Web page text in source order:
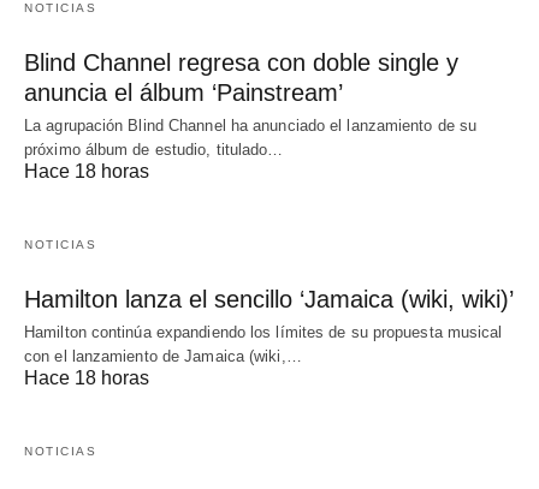
NOTICIAS
Blind Channel regresa con doble single y
anuncia el álbum ‘Painstream’
La agrupación Blind Channel ha anunciado el lanzamiento de su
próximo álbum de estudio, titulado…
Hace 18 horas
NOTICIAS
Hamilton lanza el sencillo ‘Jamaica (wiki, wiki)’
Hamilton continúa expandiendo los límites de su propuesta musical
con el lanzamiento de Jamaica (wiki,…
Hace 18 horas
NOTICIAS